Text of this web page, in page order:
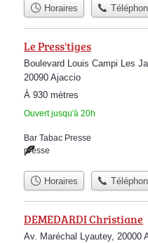
Horaires
Le Press'tiges
Boulevard Louis Campi Les
20090 Ajaccio
À 930 mètres
Ouvert jusqu'à 20h
Bar Tabac Presse
presse
Horaires
DEMEDARDI Christiane
Av. Maréchal Lyautey, 20000